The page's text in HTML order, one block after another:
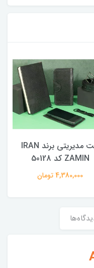
ست مدیریتی برند IRAN
ZAMIN کد 50128
4,380,000 تومان